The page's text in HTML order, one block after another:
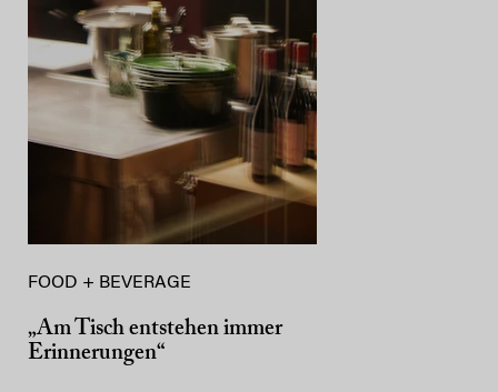
FOOD + BEVERAGE
„Am Tisch entstehen immer
Erinnerungen“